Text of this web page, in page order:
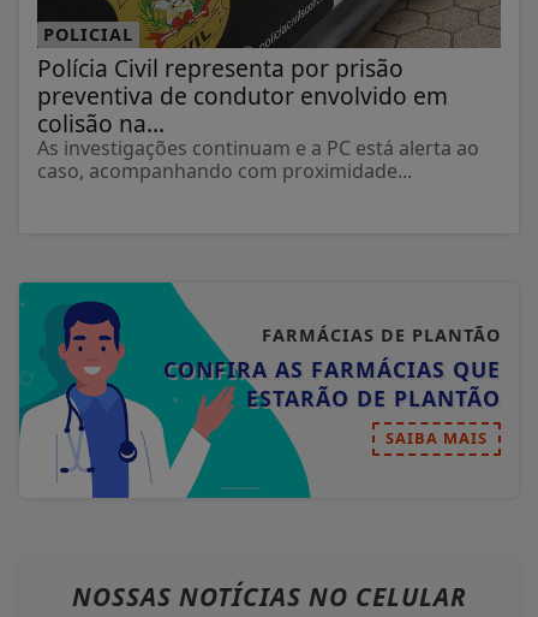
POLICIAL
Polícia Civil representa por prisão
preventiva de condutor envolvido em
colisão na...
As investigações continuam e a PC está alerta ao
caso, acompanhando com proximidade...
FARMÁCIAS DE PLANTÃO
CONFIRA AS FARMÁCIAS QUE
ESTARÃO DE PLANTÃO
SAIBA MAIS
NOSSAS NOTÍCIAS NO CELULAR